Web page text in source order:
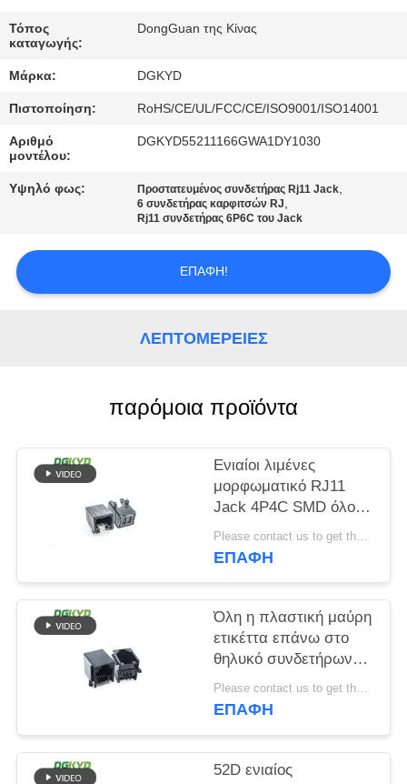
ΠΟΙΟΤΙΚΌΣ
ΈΛΕΓΧΟΣ
ΜΑΣ
ΕΛΆΤΕ
ΣΕ
ΖΗΤΉΣΤΕ
SITEMAP
ΠΟΛΙΤΙΚΉ
ΜΥΣΤΙΚΌΤΗΤΑΣ
Τόπος
καταγωγής:
DongGuan της Κίνας
Μάρκα: DGKYD
Πιστοποίηση: RoHS/CE/UL/FCC/CE/ISO9001/ISO14001
Αριθμό
μοντέλου:
DGKYD55211166GWA1DY1030
Υψηλό φως: Προστατευμένος συνδετήρας Rj11 Jack,
6 συνδετήρας καρφιτσών RJ,
Rj11 συνδετήρας 6P6C του Jack
ΕΠΑΦΉ!
ΛΕΠΤΟΜΈΡΕΙΕΣ
παρόμοια προϊόντα
Ενιαίοι λιμένες
μορφωματικό RJ11
Jack 4P4C SMD όλο
το πλαστικό χωρίς
φως
Please contact us to get the latest price. MOQ:Διαπραγμάτευση
ΕΠΑΦΉ
Όλη η πλαστική μαύρη
ετικέττα επάνω στο
θηλυκό συνδετήρων
RJ11 6P6C χωρίς
φίλτρο
Please contact us to get the latest price. MOQ:Διαπραγμάτευση
ΕΠΑΦΉ
52D ενιαίος